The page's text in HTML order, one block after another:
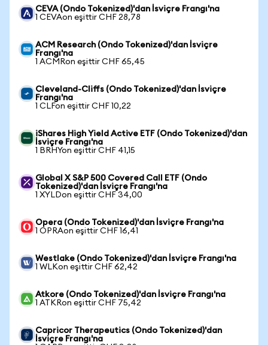
CEVA (Ondo Tokenized)'dan İsviçre Frangı'na
1 CEVAon eşittir CHF 28,78
ACM Research (Ondo Tokenized)'dan İsviçre
Frangı'na
1 ACMRon eşittir CHF 65,45
Cleveland-Cliffs (Ondo Tokenized)'dan İsviçre
Frangı'na
1 CLFon eşittir CHF 10,22
iShares High Yield Active ETF (Ondo Tokenized)'dan
İsviçre Frangı'na
1 BRHYon eşittir CHF 41,15
Global X S&P 500 Covered Call ETF (Ondo
Tokenized)'dan İsviçre Frangı'na
1 XYLDon eşittir CHF 34,00
Opera (Ondo Tokenized)'dan İsviçre Frangı'na
1 OPRAon eşittir CHF 16,41
Westlake (Ondo Tokenized)'dan İsviçre Frangı'na
1 WLKon eşittir CHF 62,42
Atkore (Ondo Tokenized)'dan İsviçre Frangı'na
1 ATKRon eşittir CHF 75,42
Capricor Therapeutics (Ondo Tokenized)'dan
İsviçre Frangı'na